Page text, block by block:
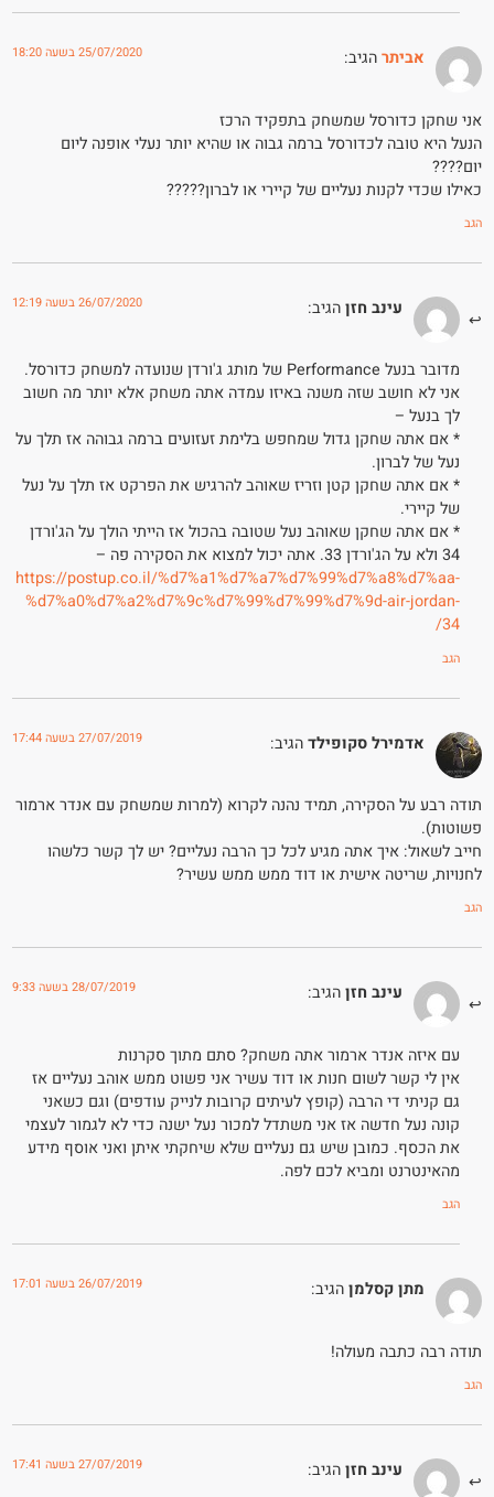
אביתרהגיב: 25/07/2020 בשעה 18:20
אני שחקן כדורסל שמשחק בתפקיד הרכז
הנעל היא טובה לכדורסל ברמה גבוה או שהיא יותר נעלי אופנה ליום
יום????
כאילו שכדי לקנות נעליים של קיירי או לברון?????
הגב
עינב חזןהגיב: 26/07/2020 בשעה 12:19
מדובר בנעל Performance של מותג ג'ורדן שנועדה למשחק כדורסל.
אני לא חושב שזה משנה באיזו עמדה אתה משחק אלא יותר מה חשוב
לך בנעל –
* אם אתה שחקן גדול שמחפש בלימת זעזועים ברמה גבוהה אז תלך על
נעל של לברון.
* אם אתה שחקן קטן וזריז שאוהב להרגיש את הפרקט אז תלך על נעל
של קיירי.
* אם אתה שחקן שאוהב נעל שטובה בהכול אז הייתי הולך על הג'ורדן
34 ולא על הג'ורדן 33. אתה יכול למצוא את הסקירה פה –
https://postup.co.il/%d7%a1%d7%a7%d7%99%d7%a8%d7%aa-
%d7%a0%d7%a2%d7%9c%d7%99%d7%99%d7%9d-air-jordan-
34/
הגב
אדמירל סקופילדהגיב: 27/07/2019 בשעה 17:44
תודה רבע על הסקירה, תמיד נהנה לקרוא (למרות שמשחק עם אנדר ארמור
פשוטות).
חייב לשאול: איך אתה מגיע לכל כך הרבה נעליים? יש לך קשר כלשהו
לחנויות, שריטה אישית או דוד ממש ממש עשיר?
הגב
עינב חזןהגיב: 28/07/2019 בשעה 9:33
עם איזה אנדר ארמור אתה משחק? סתם מתוך סקרנות
אין לי קשר לשום חנות או דוד עשיר אני פשוט ממש אוהב נעליים אז
גם קניתי די הרבה (קופץ לעיתים קרובות לנייק עודפים) וגם כשאני
קונה נעל חדשה אז אני משתדל למכור נעל ישנה כדי לא לגמור לעצמי
את הכסף. כמובן שיש גם נעליים שלא שיחקתי איתן ואני אוסף מידע
מהאינטרנט ומביא לכם לפה.
הגב
מתן קסלמןהגיב: 26/07/2019 בשעה 17:01
תודה רבה כתבה מעולה!
הגב
עינב חזןהגיב: 27/07/2019 בשעה 17:41